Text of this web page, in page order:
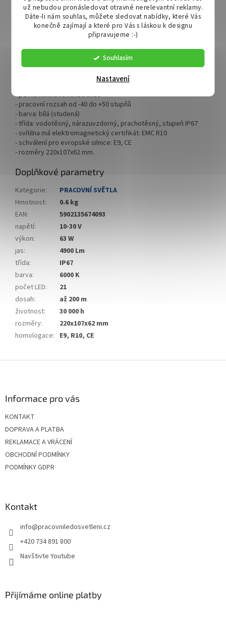
už nebudou pronásledovat otravné nerelevantní reklamy.
Dáte-li nám souhlas, můžete sledovat nabídky, které Vás
konečně zajímají a které pro Vás s láskou k designu
připravujeme :-)
Souhlasím
Nastavení
Technické parametry:
- výkon LED: 63W
- svítivost: 4900 Lm
- typ světla: zaostřující (SPOT) světlo, dalekosáhlé osvětlení
- pevná hliníková konstrukce
- pracovní rozsah od -40 do +50 stupňů
- barva: bílá (studená)
- třída: vodotěsný, nárazuvzdorný, prachotěsný, stupeň IP67
- svítilna má elektromagnetický certifikát: EMC R10
- schválení pro evropské silnice: E9, CE
- rozměry 220x107x62 mm.
Doplňkové parametry
Kategorie:
PRACOVNÍ SVĚTLA
Hmotnost:
0.6 kg
EAN:
5902135674093
napětí:
10-30 V
výkon:
63 W
jas:
4900 Lm
třída:
IP67
barva:
6000 K
počet LED:
21
dosah:
až 200 m
životnost:
30 000 h
rozměry:
220x107x62 mm
homologace: E9, R10, CE
Informace pro vás
KONTAKT
DOPRAVA A PLATBA
REKLAMACE A VRÁCENÍ
OBCHODNÍ PODMÍNKY
PODMÍNKY GDPR
Kontakt
info@pracovniledosvetleni.cz
+420 734 891 800
Navštivte Youtube
Přijímáme online platby